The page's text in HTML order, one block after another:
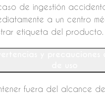
de ingestión
a un centro
etiqueta del producto.
fuera del alcance